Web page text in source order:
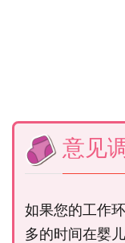
意见
如果您的工作
多的时间在婴